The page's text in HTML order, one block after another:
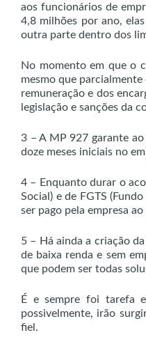
aos funcionários de
4,8 milhões por ano,
outra parte dentro dos
No momento em que o
mesmo que
remuneração e dos
legislação e sanções da
3 – A MP 927 garante
doze meses iniciais no
4 – Enquanto durar o
Social) e de FGTS
ser pago pela empresa
5 – Há ainda a criação
de baixa renda e sem
que podem ser todas
É e sempre foi tarefa
possivelmente, irão
fiel.